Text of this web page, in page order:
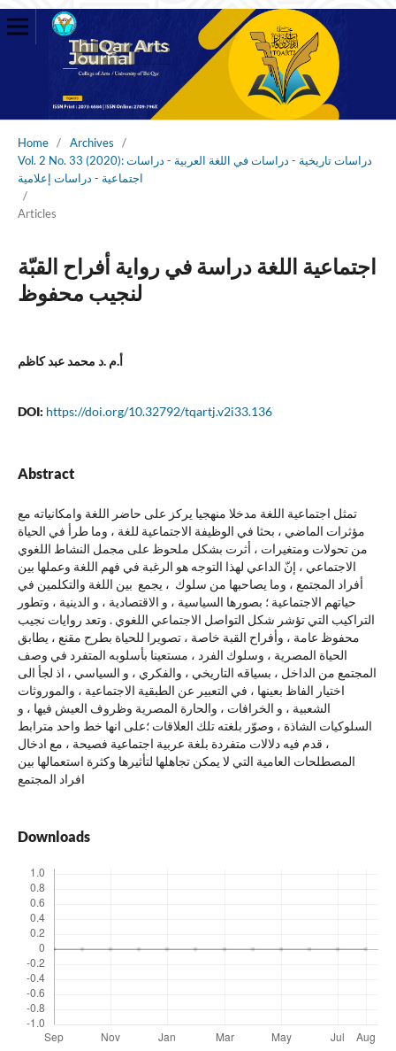
Home / Archives
/
Vol. 2 No. 33 (2020): دراسات تاريخية - دراسات في اللغة العربية - دراسات
اجتماعية - دراسات إعلامية
/
Articles
اجتماعية اللغة دراسة في رواية أفراح القبّة
لنجيب محفوظ
أ.م .د محمد عبد كاظم
DOI: https://doi.org/10.32792/tqartj.v2i33.136
Abstract
تمثل اجتماعية اللغة مدخلا منهجيا يركز على حاضر اللغة وامكانياته مع
مؤثرات الماضي ، بحثا في الوظيفة الاجتماعية للغة ، وما طرأ في الحياة
من تحولات ومتغيرات ، أثرت بشكل ملحوظ على مجمل النشاط اللغوي
الاجتماعي ، إنّ الداعي لهذا التوجه هو الرغبة في فهم اللغة وعملها بين
أفراد المجتمع ، وما يصاحبها من سلوك ، يجمع بين اللغة والتكلمين في
حياتهم الاجتماعية ؛ بصورها السياسية ، و الاقتصادية ، و الدينية ، وتطور
التراكيب التي تؤشر شكل التواصل الاجتماعي اللغوي . وتعد روايات نجيب
محفوظ عامة ، وأفراح القبة خاصة ، تصويرا للحياة بطرح مقنع ، يطابق
الحياة المصرية ، وسلوك الفرد ، مستعينا بأسلوبه المتفرد في وصف
المجتمع من الداخل ، بسياقه التاريخي ، والفكري ، و السياسي ، اذ لجأ الى
اختيار الفاظ بعينها ، في التعبير عن الطبقية الاجتماعية ، والموروثات
الشعبية ، و الخرافات ، والحارة المصرية وظروف العيش فيها ، و
السلوكيات الشاذة ، وصوّر بلغته تلك العلاقات ؛على انها خط واحد مترابط
، قدم فيه دلالات متفردة بلغة عربية اجتماعية فصيحة ، مع ادخال
المصطلحات العامية التي لا يمكن تجاهلها لتأثيرها وكثرة استعمالها بين
Downloads